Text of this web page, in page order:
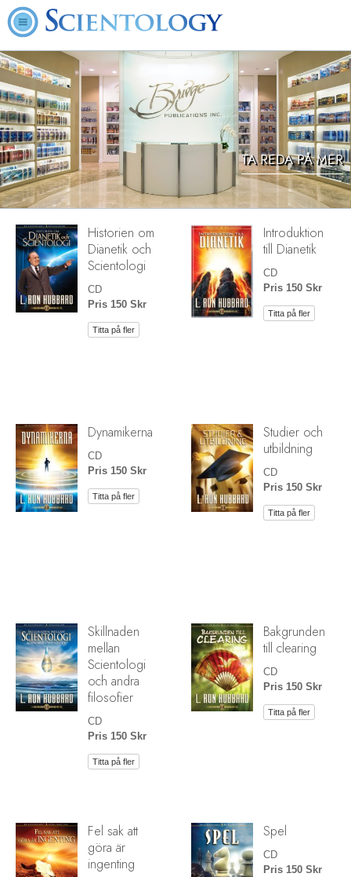
TA REDA PÅ MER
Historien om
Dianetik och
Scientologi
CD
Pris 150 Skr
Titta på fler
Introduktion
till Dianetik
CD
Pris 150 Skr
Titta på fler
Dynamikerna
CD
Pris 150 Skr
Titta på fler
Studier och
utbildning
CD
Pris 150 Skr
Titta på fler
Skillnaden
mellan
Scientologi
och andra
filosofier
CD
Pris 150 Skr
Titta på fler
Bakgrunden
till clearing
CD
Pris 150 Skr
Titta på fler
Fel sak att
göra är
ingenting
Spel
CD
Pris 150 Skr